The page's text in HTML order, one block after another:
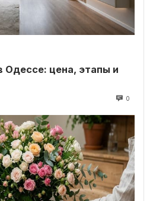
Одессе: цена, этапы и
0